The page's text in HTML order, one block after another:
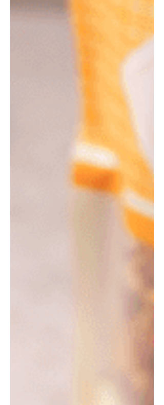
beterrabas descascadas e cortadas
de sopa de azeite de oliva extra
virgem - 1 colher de chá